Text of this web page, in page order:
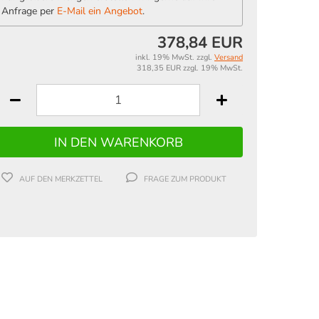
Anfrage per E-Mail ein Angebot.
378,84 EUR
inkl. 19% MwSt. zzgl. Versand
318,35 EUR zzgl. 19% MwSt.
AUF DEN MERKZETTEL FRAGE ZUM PRODUKT